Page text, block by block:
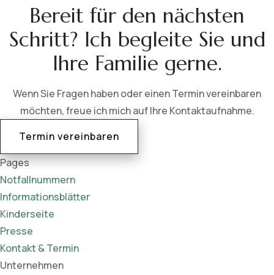
Bereit für den nächsten
Schritt? Ich begleite Sie und
Ihre Familie gerne.
Wenn Sie Fragen haben oder einen Termin vereinbaren
möchten, freue ich mich auf Ihre Kontaktaufnahme.
Termin vereinbaren
Pages
Notfallnummern
Informationsblätter
Kinderseite
Presse
Kontakt & Termin
Unternehmen